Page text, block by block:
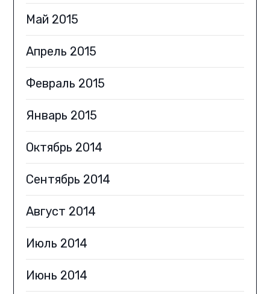
Май 2015
Апрель 2015
Февраль 2015
Январь 2015
Октябрь 2014
Сентябрь 2014
Август 2014
Июль 2014
Июнь 2014